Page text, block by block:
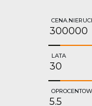
LATA